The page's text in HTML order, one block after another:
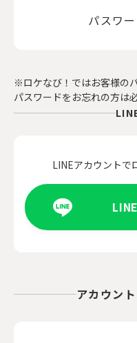
パスワ
※ロケなび！ではお客様の
パスワードをお忘れの方は
LINEアカウントで
アカウン